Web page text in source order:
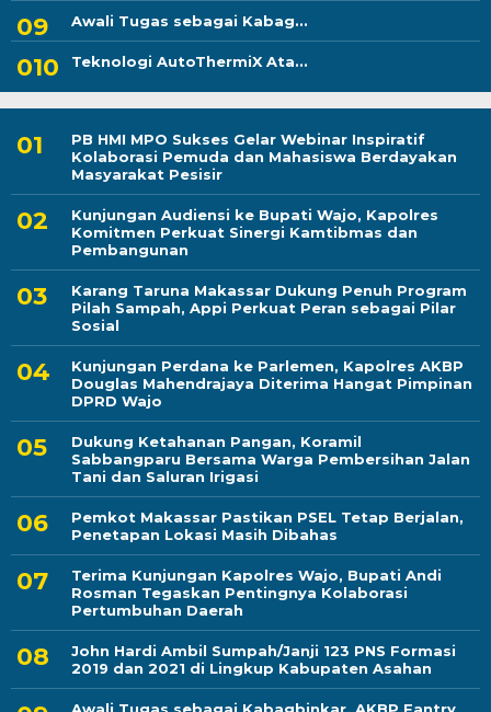
Awali Tugas sebagai Kabag...
Teknologi AutoThermiX Ata...
PB HMI MPO Sukses Gelar Webinar Inspiratif
Kolaborasi Pemuda dan Mahasiswa Berdayakan
Masyarakat Pesisir
Kunjungan Audiensi ke Bupati Wajo, Kapolres
Komitmen Perkuat Sinergi Kamtibmas dan
Pembangunan
Karang Taruna Makassar Dukung Penuh Program
Pilah Sampah, Appi Perkuat Peran sebagai Pilar
Sosial
Kunjungan Perdana ke Parlemen, Kapolres AKBP
Douglas Mahendrajaya Diterima Hangat Pimpinan
DPRD Wajo
Dukung Ketahanan Pangan, Koramil
Sabbangparu Bersama Warga Pembersihan Jalan
Tani dan Saluran Irigasi
Pemkot Makassar Pastikan PSEL Tetap Berjalan,
Penetapan Lokasi Masih Dibahas
Terima Kunjungan Kapolres Wajo, Bupati Andi
Rosman Tegaskan Pentingnya Kolaborasi
Pertumbuhan Daerah
John Hardi Ambil Sumpah/Janji 123 PNS Formasi
2019 dan 2021 di Lingkup Kabupaten Asahan